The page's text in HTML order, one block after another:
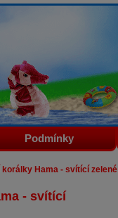
Podmínky
korálky Hama - svítící zelené
- svítící